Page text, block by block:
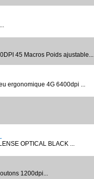
45 Macros Poids ajustable...
ergonomique 4G 6400dpi ...
OPTICAL BLACK ...
1200dpi...